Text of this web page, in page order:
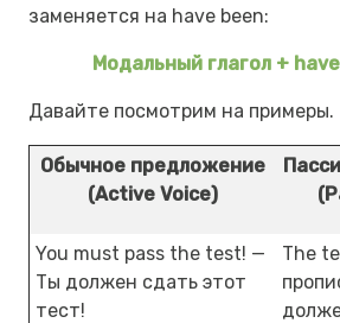
заменяется на have been:
Модальный глагол +
Давайте посмотрим на примеры.
Обычное предложение
(Active Voice)
You must pass the test! —
Ты должен сдать этот
тест!
The